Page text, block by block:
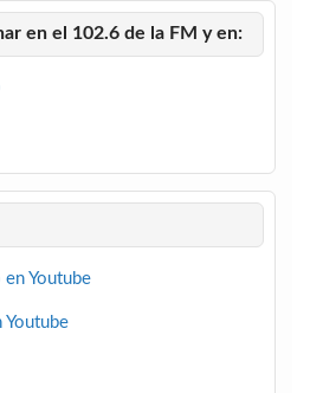
en el 102.6 de la FM y en:
Youtube
Youtube